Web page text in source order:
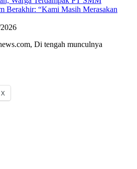
Berakhir: “Kami Masih Merasakan
Di tengah munculnya
X